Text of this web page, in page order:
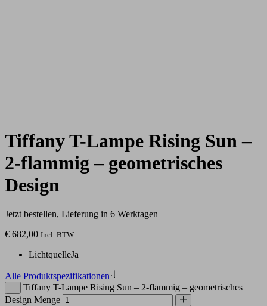
Tiffany T-Lampe Rising Sun –
2-flammig – geometrisches
Design
Jetzt bestellen, Lieferung in 6 Werktagen
€ 682,00 Incl. BTW
LichtquelleJa
Alle Produktspezifikationen
Tiffany T-Lampe Rising Sun – 2-flammig – geometrisches
Design Menge